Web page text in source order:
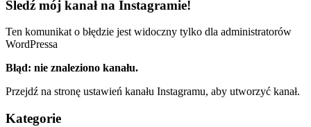
Śledź mój kanał na Instagramie!
Ten komunikat o błędzie jest widoczny tylko dla administratorów
WordPressa
Błąd: nie znaleziono kanału.
Przejdź na stronę ustawień kanału Instagramu, aby utworzyć kanał.
Kategorie